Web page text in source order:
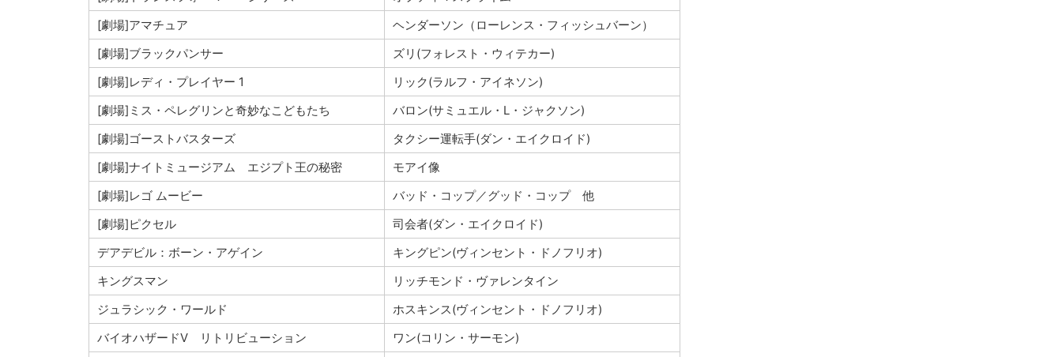
[劇場]アマチュア
ヘンダーソン（ローレンス・フィッシュバーン）
[劇場]ブラックパンサー
ズリ(フォレスト・ウィテカー)
[劇場]レディ・プレイヤー 1
リック(ラルフ・アイネソン)
[劇場]ミス・ペレグリンと奇妙なこどもたち
バロン(サミュエル・L・ジャクソン)
[劇場]ゴーストバスターズ
タクシー運転手(ダン・エイクロイド)
[劇場]ナイトミュージアム エジプト王の秘密
モアイ像
[劇場]レゴ ムービー
バッド・コップ／グッド・コップ 他
[劇場]ピクセル
司会者(ダン・エイクロイド)
デアデビル：ボーン・アゲイン
キングピン(ヴィンセント・ドノフリオ)
キングスマン
リッチモンド・ヴァレンタイン
ジュラシック・ワールド
ホスキンス(ヴィンセント・ドノフリオ)
バイオハザードⅤ リトリビューション
ワン(コリン・サーモン)